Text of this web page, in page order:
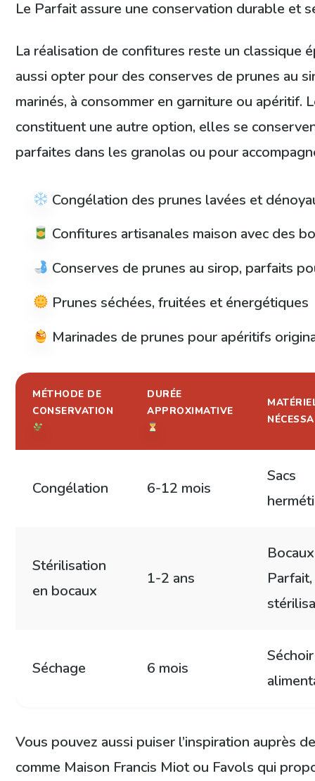
Le Parfait assure une conservation durable et
La réalisation de confitures reste un classique
aussi opter pour des conserves de prunes au
marinés, à consommer en garniture ou apéritif.
constituent une autre option, elles se
parfaites dans les granolas ou pour
Congélation des prunes lavées et
Confitures artisanales maison avec des
Conserves de prunes au sirop, parfaits
Prunes séchées, fruitées et énergétiques
Marinades de prunes pour apéritifs
MÉTHODE DE
CONSERVATION
DURÉE
APPROXIMATIVE
Congélation 6-12 mois
Sacs
Stérilisation
en bocaux
1-2 ans
Parfait,
Séchage 6 mois
Séchoir
Vous pouvez aussi puiser l’inspiration auprès
comme Maison Francis Miot ou Favols qui